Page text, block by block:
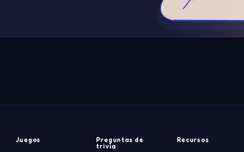
Juegos
Preguntas de
trivia
Recursos